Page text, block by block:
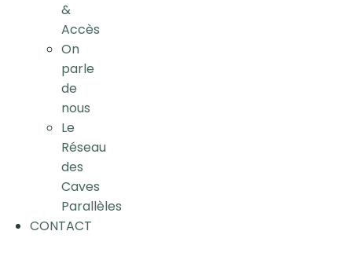
&
Accès
On
parle
de
nous
Le
Réseau
des
Caves
Parallèles
CONTACT